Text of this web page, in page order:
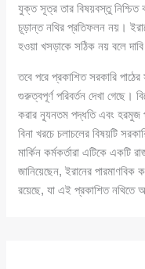
যুক্ত সূত্র তার বিষয়বস্তু নিশ্চিত
চূড়ান্ত নথির প্রতিফলন নয়।
হওয়া খসড়াকে সঠিক নয় বলে
তবে পরে প্রকাশিত সরকারি
গুরুত্বপূর্ণ পরিবর্তন দেখা গেছে।
করার ন্যূনতম পদ্ধতি এবং হরমুজ
বিনা খরচে চলাচলের বিষয়টি
মার্কিন কর্মকর্তারা এটিকে একটি
জানিয়েছেন, ইরানের পারমাণবিক
রয়েছে, যা এই প্রকাশিত নথিতে